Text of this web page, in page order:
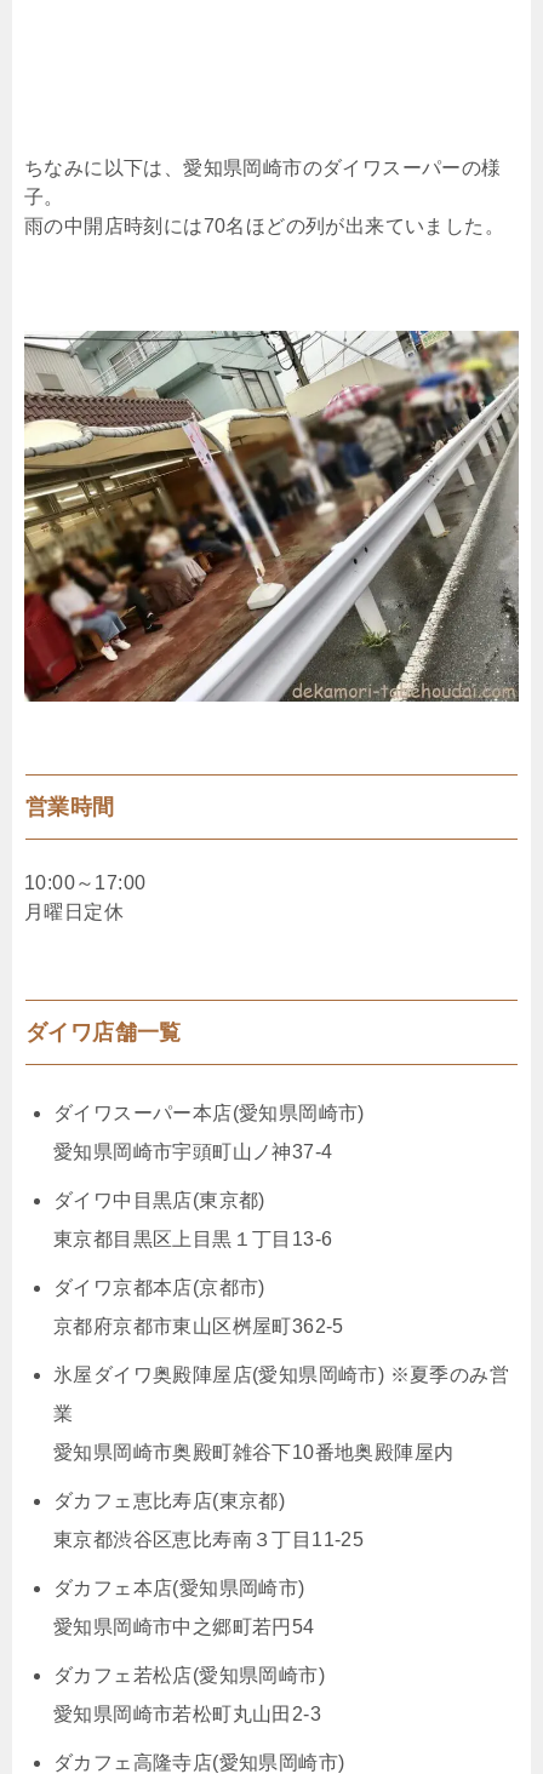
ちなみに以下は、愛知県岡崎市のダイワスーパーの様
子。
雨の中開店時刻には70名ほどの列が出来ていました。
営業時間
10:00～17:00
月曜日定休
ダイワ店舗一覧
ダイワスーパー本店(愛知県岡崎市)
愛知県岡崎市宇頭町山ノ神37-4
ダイワ中目黒店(東京都)
東京都目黒区上目黒１丁目13-6
ダイワ京都本店(京都市)
京都府京都市東山区桝屋町362-5
氷屋ダイワ奥殿陣屋店(愛知県岡崎市) ※夏季のみ営
業
愛知県岡崎市奥殿町雑谷下10番地奥殿陣屋内
ダカフェ恵比寿店(東京都)
東京都渋谷区恵比寿南３丁目11-25
ダカフェ本店(愛知県岡崎市)
愛知県岡崎市中之郷町若円54
ダカフェ若松店(愛知県岡崎市)
愛知県岡崎市若松町丸山田2-3
ダカフェ高隆寺店(愛知県岡崎市)